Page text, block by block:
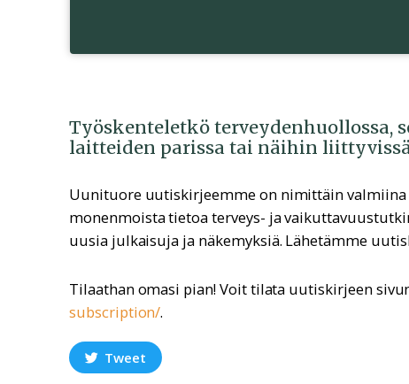
Työskenteletkö terveydenhuollossa,
laitteiden parissa tai näihin
Uunituore uutiskirjeemme on nimittäin valmiina
monenmoista tietoa terveys- ja
uusia julkaisuja ja näkemyksiä. Lähetämme
Tilaathan omasi pian! Voit tilata uutiskirjeen
subscription/.
Tweet